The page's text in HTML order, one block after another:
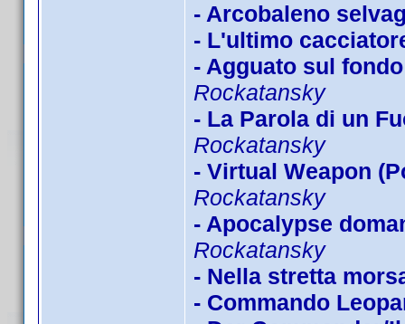
- Arcobaleno
- L'ultimo
- Agguato sul
Rockatansky
- La Parola di un
Rockatansky
- Virtual Weapon
Rockatansky
- Apocalypse
Rockatansky
- Nella stretta
- Commando